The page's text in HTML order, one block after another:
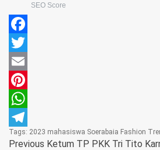
SEO Score
Facebook
Twitter
Email
Pinterest
WhatsApp
Telegram
Tags: 2023 mahasiswa Soerabaia Fashion
Previous Ketum TP PKK Tri Tito